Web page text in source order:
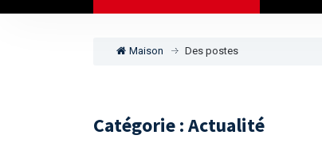
Maison Des postes
Catégorie : Actualité